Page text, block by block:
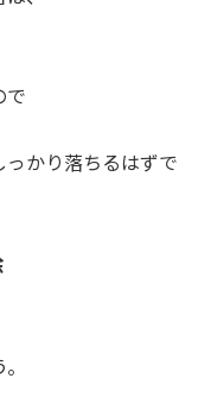
で
かり落ちるはずで